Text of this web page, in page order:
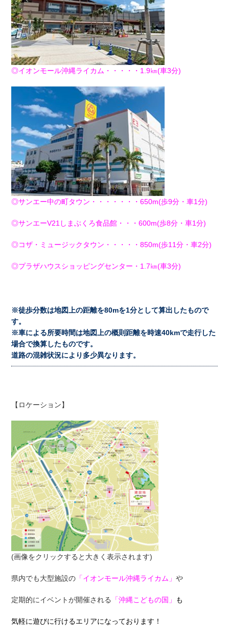
◎イオンモール沖縄ライカム・・・・・1.9㎞(車3分)
◎サンエー中の町タウン・・・・・・・650m(歩9分・車1分)
◎サンエーV21しまぶくろ食品館・・・600m(歩8分・車1分)
◎コザ・ミュージックタウン・・・・・850m(歩11分・車2分)
◎プラザハウスショッピングセンター・1.7㎞(車3分)
※徒歩分数は地図上の距離を80mを1分として算出したもので
す。
※車による所要時間は地図上の概則距離を時速40kmで走行した
場合で換算したものです。
道路の混雑状況により多少異なります。
【ロケーション】
(画像をクリックすると大きく表示されます)
県内でも大型施設の 「イオンモール沖縄ライカム」や
定期的にイベントが開催される 「沖縄こどもの国」 も
気軽に遊びに行けるエリアになっております！